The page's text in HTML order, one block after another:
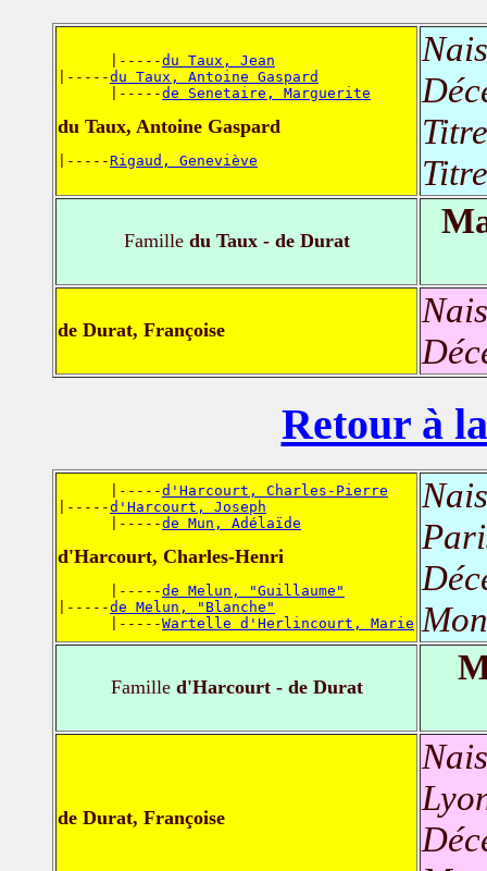
      |-----
du Taux, Jean
|-----du Taux, Antoine Gaspard
      |-----
de Senetaire, Marguerite
du Taux, Antoine Gaspard
|-----Rigaud, Geneviève
Familledu Taux - de Durat
de Durat, Françoise
Retour à
      |-----
d'Harcourt, Charles-Pierre
|-----d'Harcourt, Joseph
      |-----
de Mun, Adélaïde
d'Harcourt, Charles-Henri
      |-----
de Melun, "Guillaume"
|-----de Melun, "Blanche"
      |-----
Wartelle d'Herlincourt, Marie
Familled'Harcourt - de Durat
de Durat, Françoise